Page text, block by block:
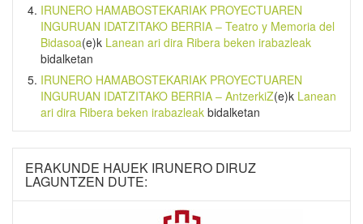
IRUNERO HAMABOSTEKARIAK PROYECTUAREN
INGURUAN IDATZITAKO BERRIA – Teatro y Memoria del
Bidasoa(e)k Lanean ari dira Ribera beken irabazleak
bidalketan
IRUNERO HAMABOSTEKARIAK PROYECTUAREN
INGURUAN IDATZITAKO BERRIA – AntzerkiZ(e)k Lanean
ari dira Ribera beken irabazleak bidalketan
ERAKUNDE HAUEK IRUNERO DIRUZ
LAGUNTZEN DUTE: